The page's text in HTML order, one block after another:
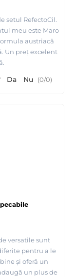
setul RefectoCil.
meu este Maro
austriacă
Un preț excelent
Da Nu (0/0)
versatile sunt
pentru a le
și oferă un
un plus de